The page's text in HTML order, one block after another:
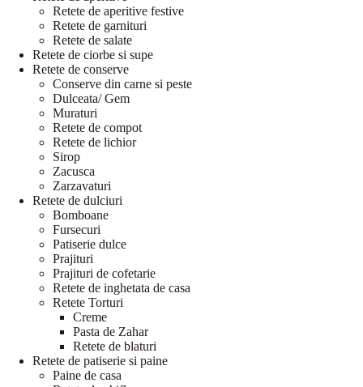
Retete de aperitive festive
Retete de garnituri
Retete de salate
Retete de ciorbe si supe
Retete de conserve
Conserve din carne si peste
Dulceata/ Gem
Muraturi
Retete de compot
Retete de lichior
Sirop
Zacusca
Zarzavaturi
Retete de dulciuri
Bomboane
Fursecuri
Patiserie dulce
Prajituri
Prajituri de cofetarie
Retete de inghetata de casa
Retete Torturi
Creme
Pasta de Zahar
Retete de blaturi
Retete de patiserie si paine
Paine de casa